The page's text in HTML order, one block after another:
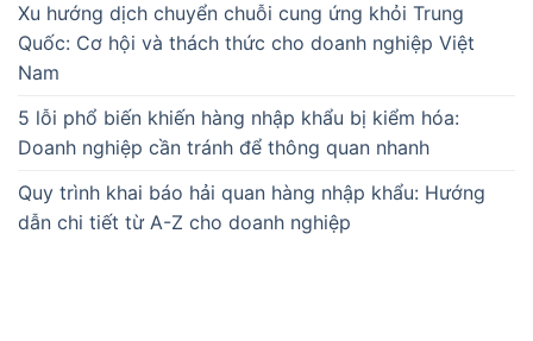
Xu hướng dịch chuyển chuỗi cung ứng khỏi Trung
Quốc: Cơ hội và thách thức cho doanh nghiệp Việt
Nam
5 lỗi phổ biến khiến hàng nhập khẩu bị kiểm hóa:
Doanh nghiệp cần tránh để thông quan nhanh
Quy trình khai báo hải quan hàng nhập khẩu: Hướng
dẫn chi tiết từ A-Z cho doanh nghiệp